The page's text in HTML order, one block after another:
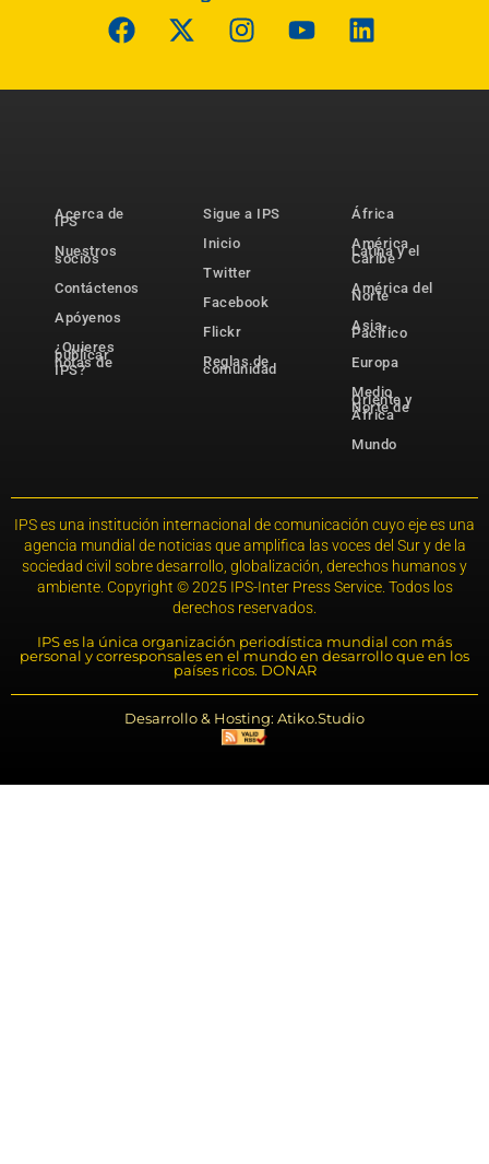
Acerca de
IPS
Nuestros
socios
Contáctenos
Apóyenos
¿Quieres
publicar
notas de
IPS?
Sigue a IPS
Inicio
Twitter
Facebook
Flickr
Reglas de
comunidad
África
América
Latina y el
Caribe
América del
Norte
Asia-
Pacífico
Europa
Medio
Oriente y
Norte de
África
Mundo
IPS es una institución internacional de comunicación cuyo eje es una
agencia mundial de noticias que amplifica las voces del Sur y de la
sociedad civil sobre desarrollo, globalización, derechos humanos y
ambiente. Copyright © 2025 IPS-Inter Press Service. Todos los
derechos reservados.
IPS es la única organización periodística mundial con más
personal y corresponsales en el mundo en desarrollo que en los
países ricos. DONAR
Desarrollo & Hosting: Atiko.Studio